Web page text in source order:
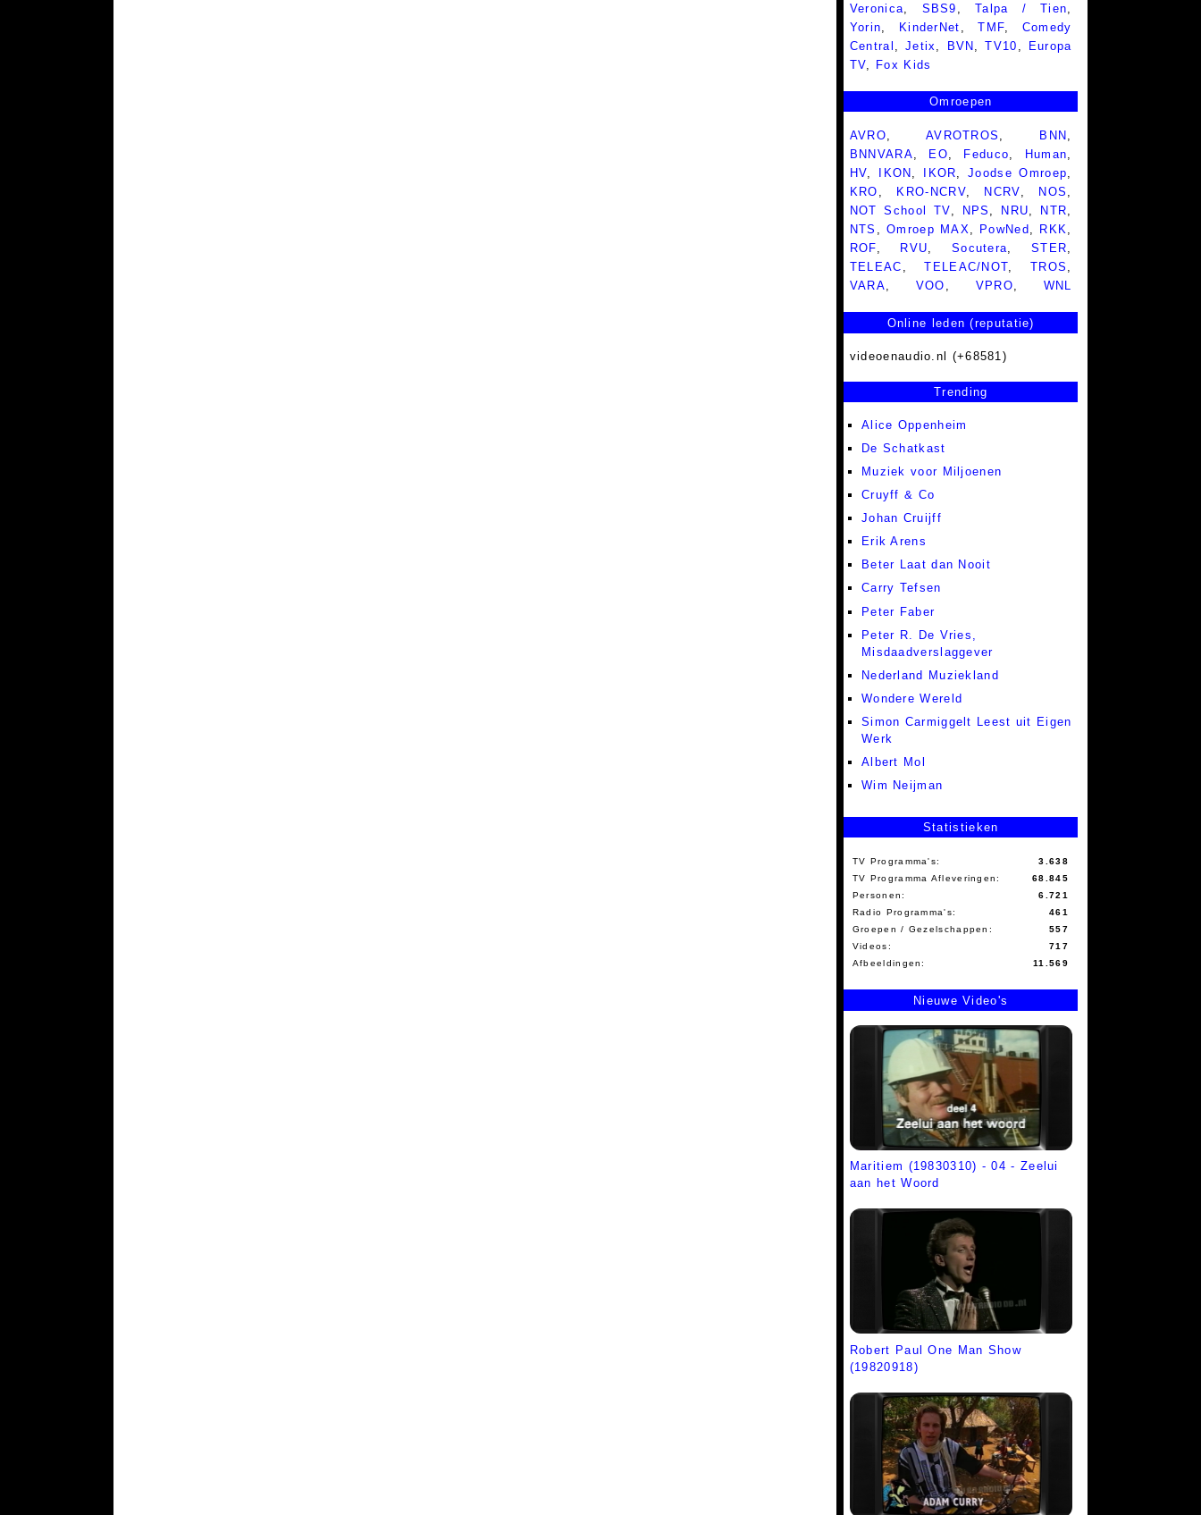
Veronica
SBS9 ,Talpa / Tien
Yorin
KinderNet ,TMF
Comedy
Central
Jetix BVN ,TV10
Europa
TV
Fox Kids
Omroepen
AVRO, AVROTROS , BNN ,
BNNVARA, EO, Feduco, Human,
HV, IKON , IKOR,Joodse Omroep,
KRO , KRO-NCRV, NCRV, NOS ,
NOT School TV, NPS , NRU, NTR,
NTS ,Omroep MAX, PowNed , RKK,
ROF, RVU, Socutera,STER,
TELEAC ,TELEAC/NOT,TROS ,
VARA, VOO , VPRO, WNL
Online leden (reputatie)
videoenaudio.nl (+68581)
Trending
Alice Oppenheim
De Schatkast
Muziek voor Miljoenen
Cruyff & Co
Johan Cruijff
Erik Arens
Beter Laat dan Nooit
Carry Tefsen
Peter Faber
Peter R. De Vries,
Misdaadverslaggever
Nederland Muziekland
Wondere Wereld
Simon Carmiggelt Leest uit Eigen
Werk
Albert Mol
Wim Neijman
Statistieken
TV Programma's:
3.638
TV Programma Afleveringen:
68.845
Personen:
6.721
Radio Programma's:
461
Groepen / Gezelschappen:
557
Videos:
717
Afbeeldingen:
11.569
Nieuwe Video's
Maritiem (19830310) - 04 - Zeelui
aan het Woord
Robert Paul One Man Show
(19820918)